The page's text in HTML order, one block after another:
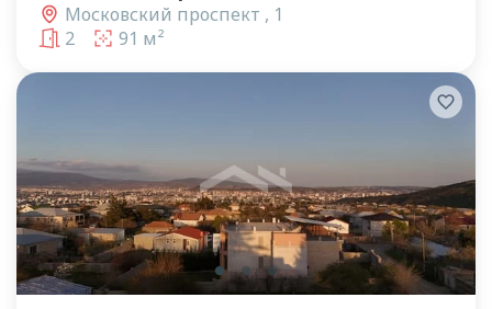
Московский проспект , 1
2
91 м²
lens lens lens